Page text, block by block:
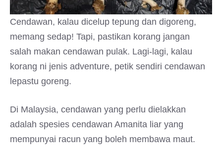
Cendawan, kalau dicelup tepung dan digoreng,
memang sedap! Tapi, pastikan korang jangan
salah makan cendawan pulak. Lagi-lagi, kalau
korang ni jenis adventure, petik sendiri cendawan
lepastu goreng.
Di Malaysia, cendawan yang perlu dielakkan
adalah spesies cendawan Amanita liar yang
mempunyai racun yang boleh membawa maut.